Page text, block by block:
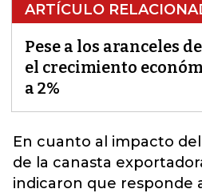
ARTÍCULO
Pese a los aranceles
el crecimiento
a 2%
En cuanto al impacto
de la canasta
indicaron que responde